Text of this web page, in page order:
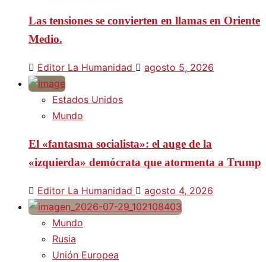
Las tensiones se convierten en llamas en Oriente
Medio.
Editor La Humanidad agosto 5, 2026
Estados Unidos
Mundo
El «fantasma socialista»: el auge de la
«izquierda» demócrata que atormenta a Trump
Editor La Humanidad agosto 4, 2026
Mundo
Rusia
Unión Europea